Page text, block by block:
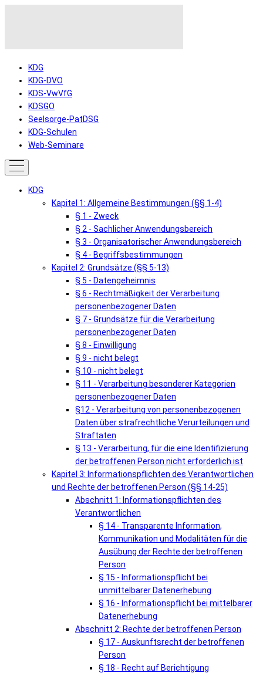
KDG
KDG-DVO
KDS-VwVfG
KDSGO
Seelsorge-PatDSG
KDG-Schulen
Web-Seminare
KDG
Kapitel 1: Allgemeine Bestimmungen (§§ 1-4)
§ 1 - Zweck
§ 2 - Sachlicher Anwendungsbereich
§ 3 - Organisatorischer Anwendungsbereich
§ 4 - Begriffsbestimmungen
Kapitel 2: Grundsätze (§§ 5-13)
§ 5 - Datengeheimnis
§ 6 - Rechtmäßigkeit der Verarbeitung
personenbezogener Daten
§ 7 - Grundsätze für die Verarbeitung
personenbezogener Daten
§ 8 - Einwilligung
§ 9 - nicht belegt
§ 10 - nicht belegt
§ 11 - Verarbeitung besonderer Kategorien
personenbezogener Daten
§12 - Verarbeitung von personenbezogenen
Daten über strafrechtliche Verurteilungen und
Straftaten
§ 13 - Verarbeitung, für die eine Identifizierung
der betroffenen Person nicht erforderlich ist
Kapitel 3: Informationspflichten des Verantwortlichen
und Rechte der betroffenen Person (§§ 14-25)
Abschnitt 1: Informationspflichten des
Verantwortlichen
§ 14 - Transparente Information,
Kommunikation und Modalitäten für die
Ausübung der Rechte der betroffenen
Person
§ 15 - Informationspflicht bei
unmittelbarer Datenerhebung
§ 16 - Informationspflicht bei mittelbarer
Datenerhebung
Abschnitt 2: Rechte der betroffenen Person
§ 17 - Auskunftsrecht der betroffenen
Person
§ 18 - Recht auf Berichtigung